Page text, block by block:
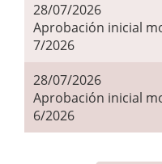
28/07/2026
Aprobación inicial
7/2026
28/07/2026
Aprobación inicial
6/2026